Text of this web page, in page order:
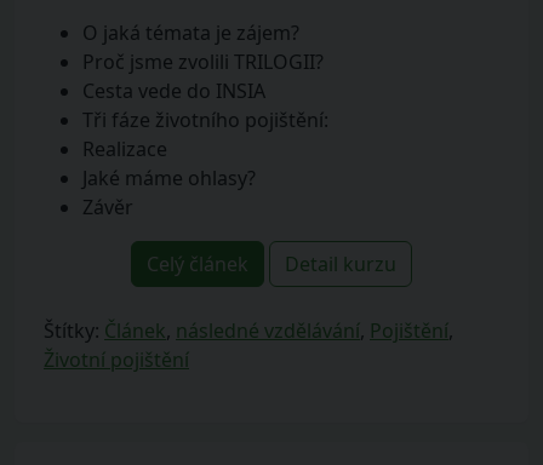
O jaká témata je zájem?
Proč jsme zvolili TRILOGII?
Cesta vede do INSIA
Tři fáze životního pojištění:
Realizace
Jaké máme ohlasy?
Závěr
Celý článek Detail kurzu
Štítky: Článek, následné vzdělávání, Pojištění,
Životní pojištění